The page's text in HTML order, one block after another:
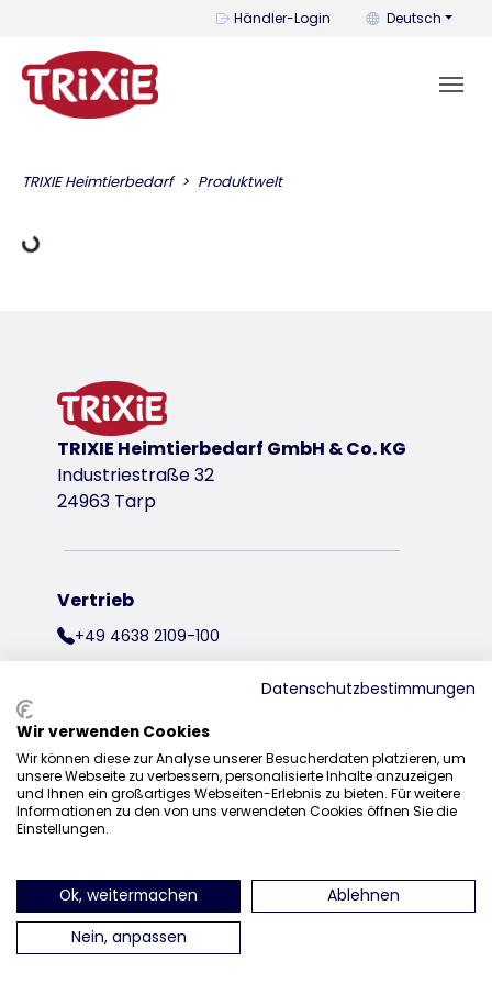
Händler-Login Mit diesem
Deutsch
TRIXIE Heimtierbedarf Produktwelt
Lädt Daten
TRIXIE Heimtierbedarf GmbH & Co. KG
Industriestraße 32
24963 Tarp
Vertrieb
+49 4638 2109-100
finden Sie uns auf Instagram
finden Sie uns auf Facebook
finden Sie uns auf Pinterest
finden Sie uns auf
finden Sie uns
finden Sie
Datenschutzbestimmungen
Wir verwenden Cookies
Wir können diese zur Analyse unserer Besucherdaten platzieren, um
unsere Webseite zu verbessern, personalisierte Inhalte anzuzeigen
und Ihnen ein großartiges Webseiten-Erlebnis zu bieten. Für weitere
Informationen zu den von uns verwendeten Cookies öffnen Sie die
Einstellungen.
Ok, weitermachen
Ablehnen
Nein, anpassen